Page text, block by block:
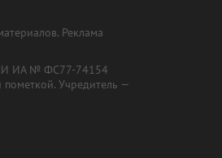
Реклама
ИА № ФС77-74154
Учредитель —